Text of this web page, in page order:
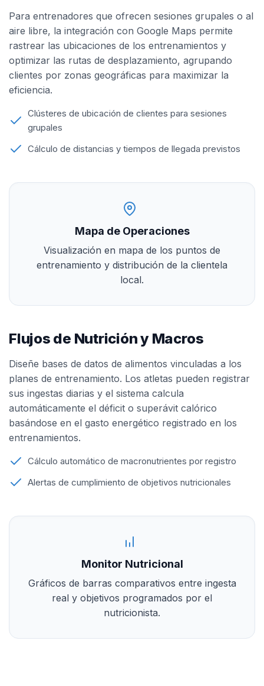
Para entrenadores que ofrecen sesiones grupales o al
aire libre, la integración con Google Maps permite
rastrear las ubicaciones de los entrenamientos y
optimizar las rutas de desplazamiento, agrupando
clientes por zonas geográficas para maximizar la
eficiencia.
Clústeres de ubicación de clientes para sesiones
grupales
Cálculo de distancias y tiempos de llegada previstos
Mapa de Operaciones
Visualización en mapa de los puntos de
entrenamiento y distribución de la clientela
local.
Flujos de Nutrición y Macros
Diseñe bases de datos de alimentos vinculadas a los
planes de entrenamiento. Los atletas pueden registrar
sus ingestas diarias y el sistema calcula
automáticamente el déficit o superávit calórico
basándose en el gasto energético registrado en los
entrenamientos.
Cálculo automático de macronutrientes por registro
Alertas de cumplimiento de objetivos nutricionales
Monitor Nutricional
Gráficos de barras comparativos entre ingesta
real y objetivos programados por el
nutricionista.